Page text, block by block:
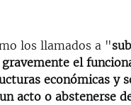
los llamados a "
el
económicas y
acto o abstenerse